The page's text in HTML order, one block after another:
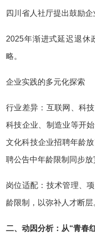
四川省人社厅提出鼓励
2025年渐进式延迟退休
略。
企业实践的多元化探索
行业差异：互联网、科
科技企业、制造业等开
文化科技企业招聘年龄
聘公告中年龄限制同步放
岗位适配：技术管理、
龄限制，以弥补人才断层
二、动因分析：从“青春